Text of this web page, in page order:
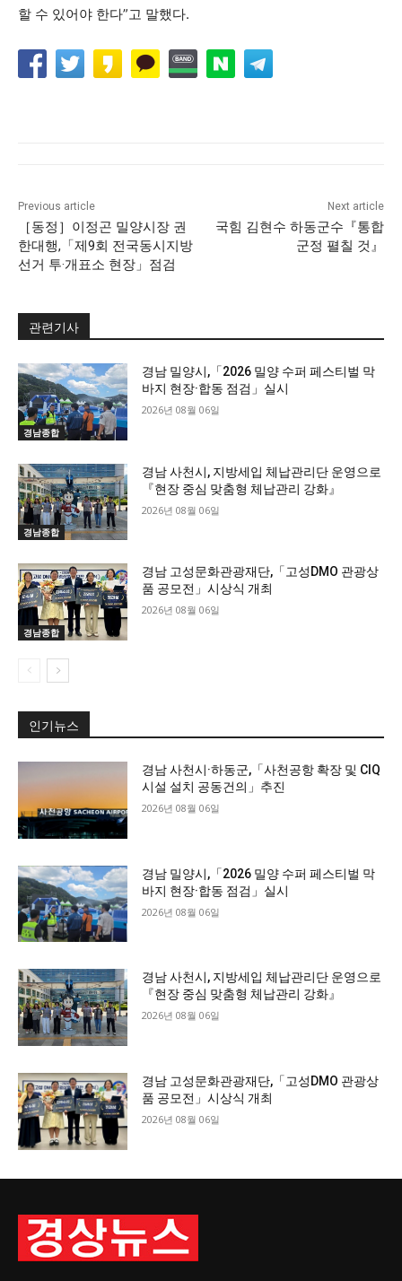
할 수 있어야 한다”고 말했다.
Previous article
［동정］이정곤 밀양시장 권
한대행,「제9회 전국동시지방
선거 투·개표소 현장」점검
Next article
국힘 김현수 하동군수『통합
군정 펼칠 것』
관련기사
경남종합
경남 밀양시,「2026 밀양 수퍼 페스티벌 막
바지 현장·합동 점검」실시
2026년 08월 06일
경남종합
경남 사천시, 지방세입 체납관리단 운영으로
『현장 중심 맞춤형 체납관리 강화』
2026년 08월 06일
경남종합
경남 고성문화관광재단,「고성DMO 관광상
품 공모전」시상식 개최
2026년 08월 06일
인기뉴스
경남 사천시·하동군,「사천공항 확장 및 CIQ
시설 설치 공동건의」추진
2026년 08월 06일
경남 밀양시,「2026 밀양 수퍼 페스티벌 막
바지 현장·합동 점검」실시
2026년 08월 06일
경남 사천시, 지방세입 체납관리단 운영으로
『현장 중심 맞춤형 체납관리 강화』
2026년 08월 06일
경남 고성문화관광재단,「고성DMO 관광상
품 공모전」시상식 개최
2026년 08월 06일